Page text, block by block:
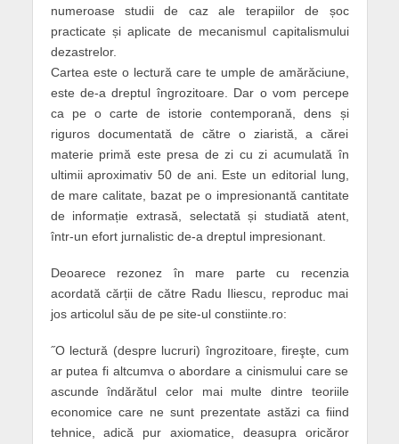
numeroase studii de caz ale terapiilor de șoc
practicate și aplicate de mecanismul capitalismului
dezastrelor.
Cartea este o lectură care te umple de amărăciune,
este de-a dreptul îngrozitoare. Dar o vom percepe
ca pe o carte de istorie contemporană, dens și
riguros documentată de către o ziaristă, a cărei
materie primă este presa de zi cu zi acumulată în
ultimii aproximativ 50 de ani. Este un editorial lung,
de mare calitate, bazat pe o impresionantă cantitate
de informație extrasă, selectată și studiată atent,
într-un efort jurnalistic de-a dreptul impresionant.
Deoarece rezonez în mare parte cu recenzia
acordată cărții de către Radu Iliescu, reproduc mai
jos articolul său de pe site-ul constiinte.ro:
˝O lectură (despre lucruri) îngrozitoare, fireşte, cum
ar putea fi altcumva o abordare a cinismului care se
ascunde îndărătul celor mai multe dintre teoriile
economice care ne sunt prezentate astăzi ca fiind
tehnice, adică pur axiomatice, deasupra oricăror